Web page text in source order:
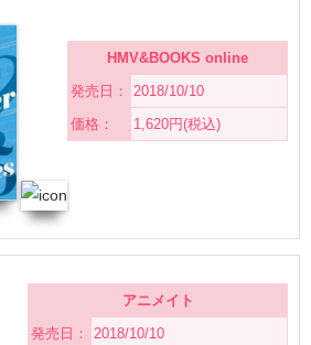
HMV&BOOKS online
発売日：
2018/10/10
価格：
1,620円(税込)
アニメイト
発売日：
2018/10/10